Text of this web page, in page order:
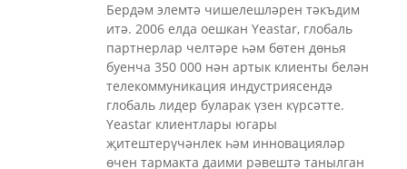
Бердәм элемтә чишелешләрен тәкъдим
итә. 2006 елда оешкан Yeastar, глобаль
партнерлар челтәре һәм бөтен дөнья
буенча 350 000 нән артык клиенты белән
телекоммуникация индустриясендә
глобаль лидер буларак үзен күрсәтте.
Yeastar клиентлары югары
җитештерүчәнлек һәм инновацияләр
өчен тармакта даими рәвештә танылган